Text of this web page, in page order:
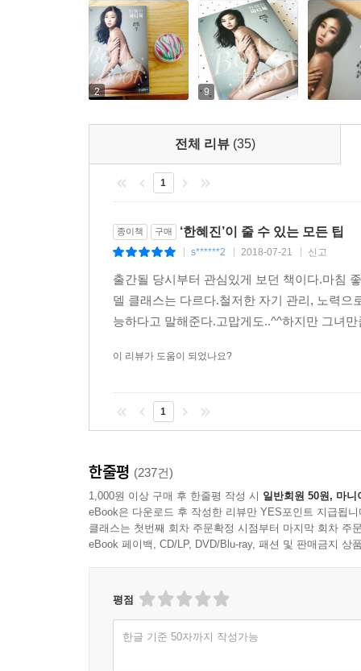
2 9
전체 리뷰 (35)
1
종이책 구매 ‘한혜진’이 줄 수 있는 모든 팁
s******2 2018-07-21 신고
출간될 당시부터 관심있게 보던 책이다.마침
델 클래스는 다르다.철저한 자기 관리, 노력으
능하다고 말해준다.고맙게도..^^하지만 그녀
이 리뷰가 도움이 되었나요?
1
한줄평 (237건)
1,000원 이상 구매 후 한줄평 작성 시 일반회원 50원, 마니
eBook은 다운로드 후 작성한 리뷰만 YES포인트 지급됩니
클래스는 첫번째 회차 주문확정 시점부터 마지막 회차 주
eBook 페이백, CD/LP, DVD/Blu-ray, 패션 및 판매금지 상
평점
한글 기준 50자까지 작성가능